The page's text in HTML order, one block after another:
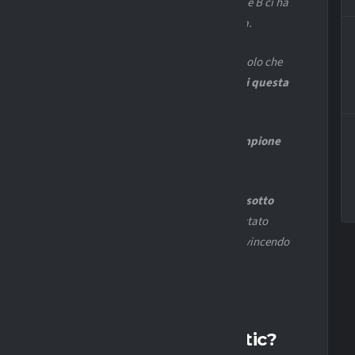
il campione che è, ieri una partita fantastica.
di altri quattro anni con noi, è un giocatore simbolo che
di averlo sempre con noi, è l’emblema di questa
un campione
quel qualcosa in più”.
lo vedo in grandissima crescita e non solo sotto
aumentare le responsabilità, per me è sottovalutato
grandissime cose quest’anno e se ne sta convincendo
sempre più importante in Serie A.”
è una bandiera. Matic?